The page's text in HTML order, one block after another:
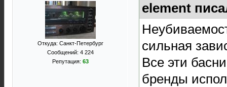
Откуда: Санкт-Петербург
Сообщений: 4 224
Репутация: 63
element
сильная
Все эти
бренды